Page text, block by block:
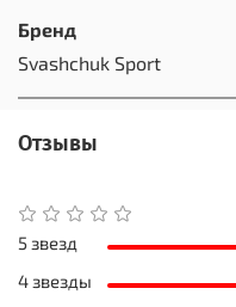
Бренд
Svashchuk Sport
Отзывы
5 звезд
4 звезды